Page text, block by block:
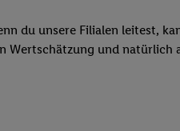
du unsere Filialen leitest,
Wertschätzung und natürlich